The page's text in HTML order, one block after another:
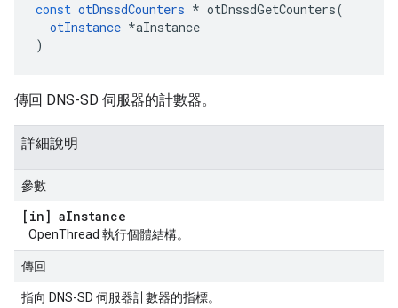
const otDnssdCounters * otDnssdGetCounters(
otInstance *aInstance
)
傳回 DNS-SD 伺服器的計數器。
詳細說明
參數
[in] aInstance
OpenThread 執行個體結構。
傳回
指向 DNS-SD 伺服器計數器的指標。